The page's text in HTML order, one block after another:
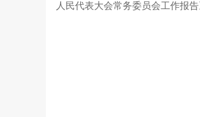
人民代表大会常务委员会工作报告